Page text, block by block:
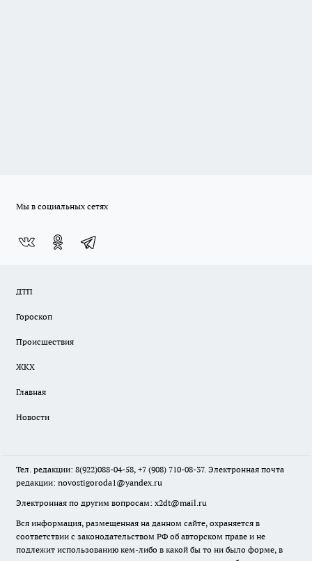
Мы в социальных сетях
ДТП
Гороскоп
Происшествия
ЖКХ
Главная
Новости
Тел. редакции: 8(922)088-04-58, +7 (908) 710-08-37. Электронная почта
редакции: novostigoroda1@yandex.ru
Электронная по другим вопросам: x2dt@mail.ru
Вся информация, размещенная на данном сайте, охраняется в
соответствии с законодательством РФ об авторском праве и не
подлежит использованию кем-либо в какой бы то ни было форме, в